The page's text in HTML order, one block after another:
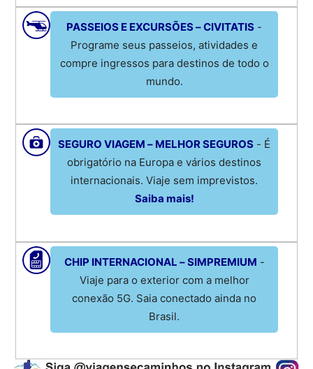
PASSEIOS E EXCURSÕES – CIVITATIS -
Programe seus passeios, atividades e
compre ingressos para destinos de todo o
mundo.
SEGURO VIAGEM – MELHOR SEGUROS - É
obrigatório na Europa e vários destinos
internacionais. Viaje sem imprevistos.
Saiba mais!
CHIP INTERNACIONAL – SIMPREMIUM -
Viaje para o exterior com a melhor
conexão 5G. Saia conectado ainda no
Brasil.